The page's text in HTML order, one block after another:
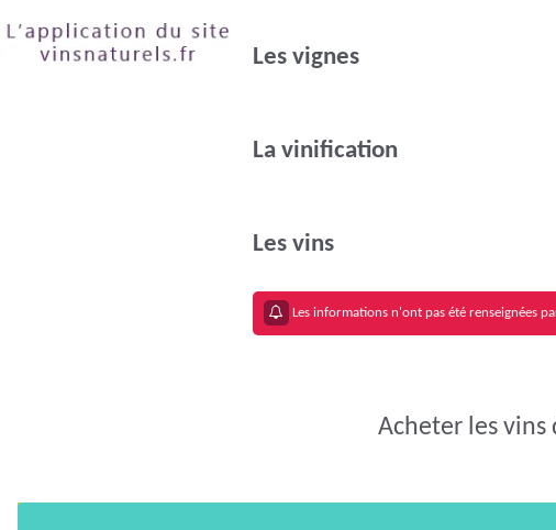
Les vignes
La vinification
Les vins
Les informations n'ont pas été renseignées
Acheter les vins